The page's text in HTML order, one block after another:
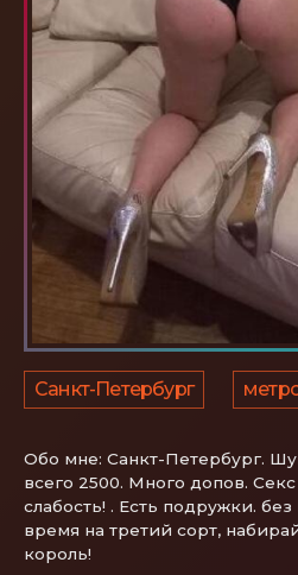
Санкт-Петербург
Обо мне: Санкт-Петербург.
всего 2500. Много допов.
слабость! . Есть подружки.
время на третий сорт,
король!